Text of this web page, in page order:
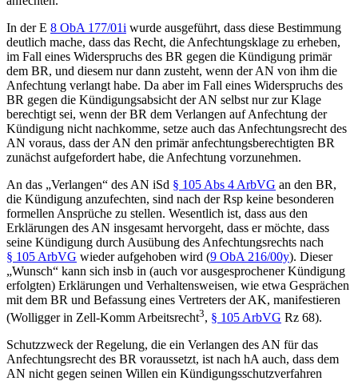
In derE 8 ObA 177/01i wurde ausgeführt, dass diese Bestimmung
deutlich mache, dass das Recht, die Anfechtungsklage zu erheben,
im Fall eines Widerspruchs des BR gegen die Kündigung primär
dem BR, und diesem nur dann zusteht, wenn der AN von ihm die
Anfechtung verlangt habe. Da aber im Fall eines Widerspruchs des
BR gegen die Kündigungsabsicht der AN selbst nur zur Klage
berechtigt sei, wenn der BR dem Verlangen auf Anfechtung der
Kündigung nicht nachkomme, setze auch das Anfechtungsrecht des
AN voraus, dass der AN den primär anfechtungsberechtigten BR
zunächst aufgefordert habe, die Anfechtung vorzunehmen.
An das „Verlangen“ des AN iSd § 105 Abs 4 ArbVG an den BR,
die Kündigung anzufechten, sind nach der Rsp keine besonderen
formellen Ansprüche zu stellen. Wesentlich ist, dass aus den
Erklärungen des AN insgesamt hervorgeht, dass er möchte, dass
seine Kündigung durch Ausübung des Anfechtungsrechts nach
§ 105 ArbVG wieder aufgehoben wird (9 ObA 216/00y). Dieser
„Wunsch“ kann sich insb in (auch vor ausgesprochener Kündigung
erfolgten) Erklärungen und Verhaltensweisen, wie etwa Gesprächen
mit dem BR und Befassung eines Vertreters der AK, manifestieren
(Wolliggerin Zell-Komm Arbeitsrecht3, § 105 ArbVG Rz 68).
Schutzzweck der Regelung, die ein Verlangen des AN für das
Anfechtungsrecht des BR voraussetzt, ist nach hA auch, dass dem
AN nicht gegen seinen Willen ein Kündigungsschutzverfahren